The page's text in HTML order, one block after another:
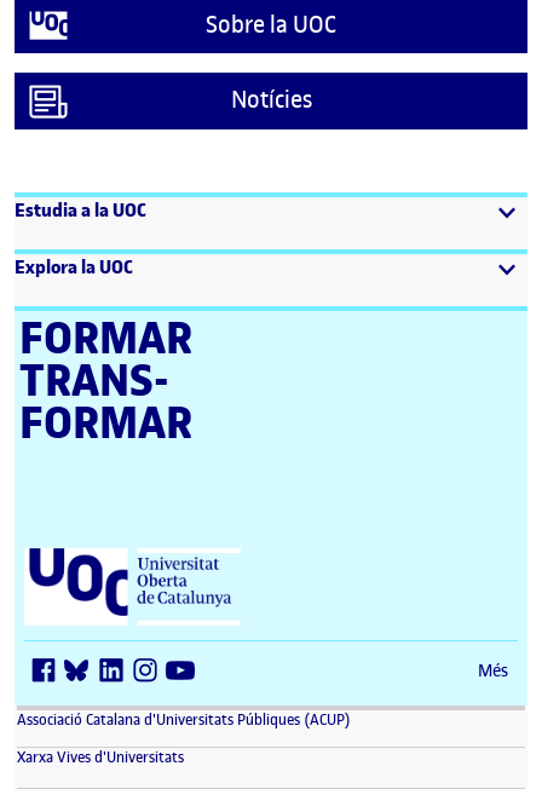
Sobre la UOC
Notícies
Estudia a la UOC
Explora la UOC
FORMAR
TRANS­
FORMAR
Universitat Oberta de Catalunya (UOC)
Més
Associació Catalana d'Universitats Públiques (ACUP)
Xarxa Vives d'Universitats(s'obre en una finestra nova)